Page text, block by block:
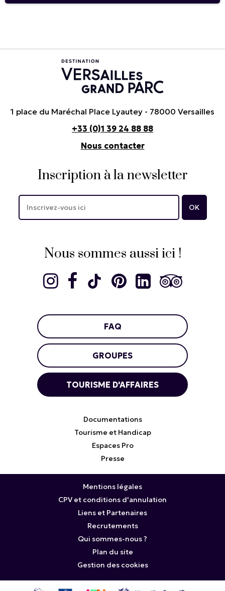
1 place du Maréchal Place Lyautey - 78000 Versailles
+33 (0)1 39 24 88 88
Nous contacter
Inscription à la newsletter
Nous sommes aussi ici !
FAQ
GROUPES
TOURISME D'AFFAIRES
Documentations
Tourisme et Handicap
Espaces Pro
Presse
Mentions légales
CPV et conditions d'annulation
Liens et Partenaires
Recrutements
Qui sommes-nous ?
Plan du site
Gestion des cookies